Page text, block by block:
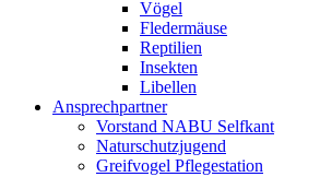
Vögel
Fledermäuse
Reptilien
Insekten
Libellen
Ansprechpartner
Vorstand NABU Selfkant
Naturschutzjugend
Greifvogel Pflegestation